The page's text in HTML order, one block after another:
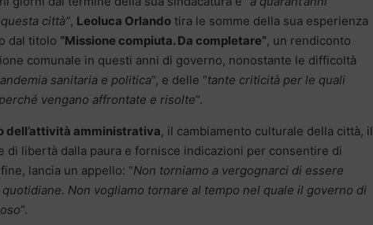
città”, Leoluca Orlando tira le somme della sua esperienza
dal titolo “Missione compiuta. Da completare”, un rendiconto
comunale in questi anni di governo, nonostante le difficoltà
sanitaria e politica“, e delle “tante criticità per le quali
vengano affrontate e risolte“.
dell’attività amministrativa, il cambiamento culturale della città, il
di libertà dalla paura e fornisce indicazioni per consentire di
lancia un appello: “Non torniamo a vergognarci di essere
Non vogliamo tornare al tempo nel quale il governo di
“.